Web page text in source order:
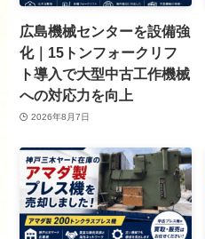
広島機械センターを設備強
化｜15トンフォークリフ
ト導入で大型中古工作機械
への対応力を向上
2026年8月7日